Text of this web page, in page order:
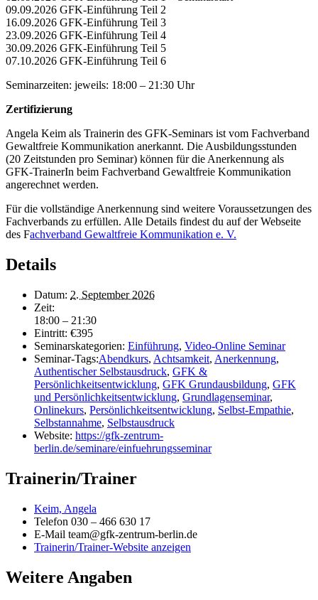
09.09.2026 GFK-Einführung Teil 2
16.09.2026 GFK-Einführung Teil 3
23.09.2026 GFK-Einführung Teil 4
30.09.2026 GFK-Einführung Teil 5
07.10.2026 GFK-Einführung Teil 6
Seminarzeiten: jeweils: 18:00 – 21:30 Uhr
Zertifizierung
Angela Keim als Trainerin des GFK-Seminars ist vom Fachverband
Gewaltfreie Kommunikation anerkannt. Die Ausbildungsstunden
(20 Zeitstunden pro Seminar) können für die Anerkennung als
GFK-TrainerIn beim Fachverband Gewaltfreie Kommunikation
angerechnet werden.
Für die vollständige Anerkennung sind weitere Voraussetzungen des
Fachverbands zu erfüllen. Alle Details findest du auf der Webseite
des Fachverband Gewaltfreie Kommunikation e. V.
Details
Datum: 2. September 2026
Zeit:
18:00 – 21:30
Eintritt: €395
Seminarskategorien: Einführung, Video-Online Seminar
Seminar-Tags:Abendkurs, Achtsamkeit, Anerkennung,
Authentischer Selbstausdruck, GFK &
Persönlichkeitsentwicklung, GFK Grundausbildung, GFK
und Persönlichkeitsentwicklung, Grundlagenseminar,
Onlinekurs, Persönlichkeitsentwicklung, Selbst-Empathie,
Selbstannahme, Selbstausdruck
Website: https://gfk-zentrum-
berlin.de/seminare/einfuehrungsseminar
Trainerin/Trainer
Keim, Angela
Telefon 030 – 466 630 17
E-Mail team@gfk-zentrum-berlin.de
Trainerin/Trainer-Website anzeigen
Weitere Angaben